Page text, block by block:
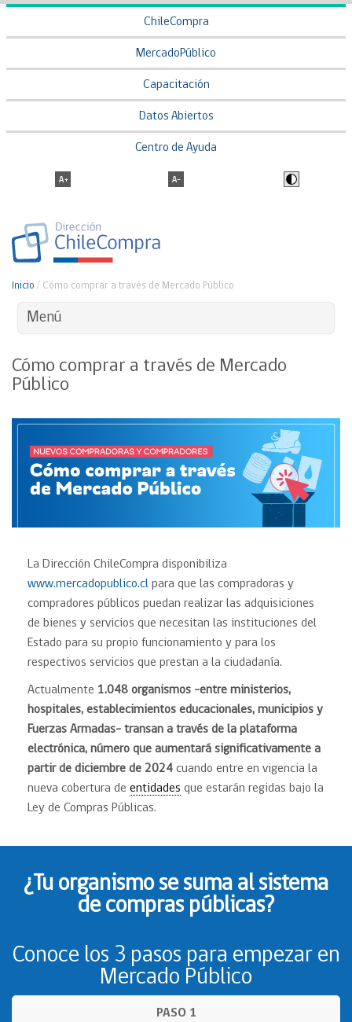
ChileCompra
MercadoPúblico
Capacitación
Datos Abiertos
Centro de Ayuda
Inicio / Cómo comprar a través de Mercado Público
Menú
Cómo comprar a través de Mercado
Público
La Dirección ChileCompra disponibiliza
www.mercadopublico.cl para que las compradoras y
compradores públicos puedan realizar las adquisiciones
de bienes y servicios que necesitan las instituciones del
Estado para su propio funcionamiento y para los
respectivos servicios que prestan a la ciudadanía.
Actualmente 1.048 organismos -entre ministerios,
hospitales, establecimientos educacionales, municipios y
Fuerzas Armadas- transan a través de la plataforma
electrónica, número que aumentará significativamente a
partir de diciembre de 2024 cuando entre en vigencia la
nueva cobertura de entidades que estarán regidas bajo la
Ley de Compras Públicas.
¿Tu organismo se suma al sistema
de compras públicas?
Conoce los 3 pasos para empezar en
Mercado Público
PASO 1